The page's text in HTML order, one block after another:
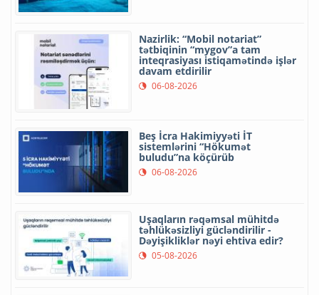
Nazirlik: “Mobil notariat”
tətbiqinin “mygov”a tam
inteqrasiyası istiqamətində işlər
davam etdirilir
06-08-2026
Beş İcra Hakimiyyəti İT
sistemlərini “Hökumət
buludu”na köçürüb
06-08-2026
Uşaqların rəqəmsal mühitdə
təhlükəsizliyi gücləndirilir -
Dəyişikliklər nəyi ehtiva edir?
05-08-2026